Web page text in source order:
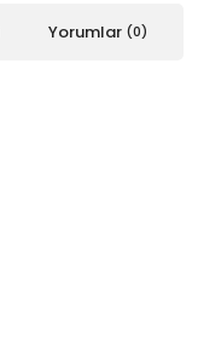
Yorumlar (0)